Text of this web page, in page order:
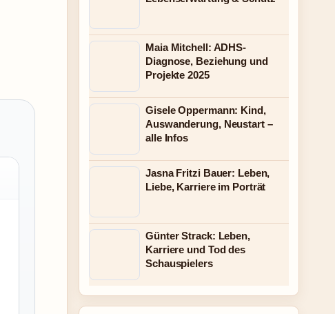
Maia Mitchell: ADHS-
Diagnose, Beziehung und
Projekte 2025
Gisele Oppermann: Kind,
Auswanderung, Neustart –
alle Infos
Jasna Fritzi Bauer: Leben,
Liebe, Karriere im Porträt
Günter Strack: Leben,
Karriere und Tod des
Schauspielers